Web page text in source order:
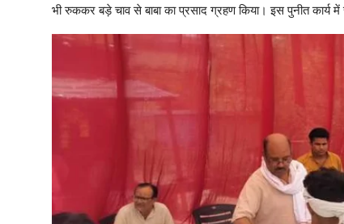
भी रुककर बड़े चाव से बाबा का प्रसाद ग्रहण किया। इस पुनीत कार्य